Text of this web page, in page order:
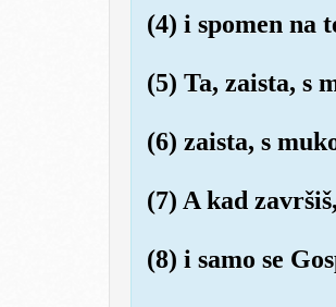
(4) i spomen na
(5) Ta, zaista, s
(6) zaista, s
(7) A kad
(8) i samo se